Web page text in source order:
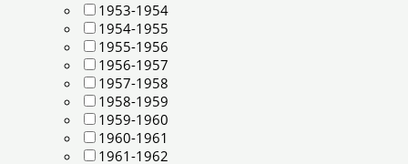
1953-1954
1954-1955
1955-1956
1956-1957
1957-1958
1958-1959
1959-1960
1960-1961
1961-1962